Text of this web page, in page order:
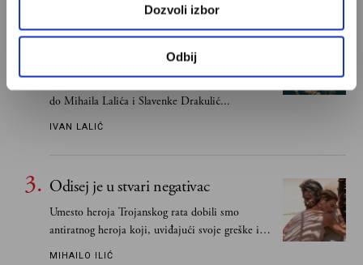
Dozvoli izbor
Odbij
Ivan Lalić: Ovo je moja lista 10
do Mihaila Lalića i Slavenke Drakulić...
IVAN LALIĆ
Odisej je u stvari negativac
Umesto heroja Trojanskog rata dobili smo
antiratnog heroja koji, uviđajući svoje greške i
učeći na njima, shvata da postoje stvari koje su
MIHAILO ILIĆ